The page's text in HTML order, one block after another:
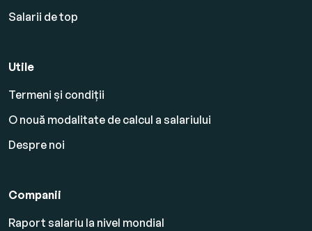
Salarii de top
Utile
Termeni și condiții
O nouă modalitate de calcul a salariului
Despre noi
Companii
Raport salariu la nivel mondial